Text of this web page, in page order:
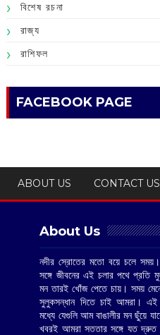
বিশেষ রচনা
রাজ্য
রাশিফল
FACEBOOK PAGE
ABOUT US CONTACT US
About Us
নদীর স্রোতের মতো বয়ে চলে
সঙ্গে জীবনের এই চলার পথে প্রতি
মন তারই খোঁজ পেতে চায়। সময়
সুলুকসন্ধান দিতে চাই আমরা। এই
মধ্যে যেগুলি আম বাঙালীর মন ছুঁয়ে
খবরই আমরা সততার সঙ্গে যত